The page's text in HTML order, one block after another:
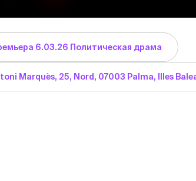
6.03.26 Политическая драма
Marquès, 25, Nord, 07003 Palma, Illes